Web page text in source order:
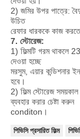
2) জমির উপর পাত্রে:
উচিত
রেফার ধারককে কাজ
7. স্টোরেজ:
1) ফিল্মটি গরম থাকলে
দেওয়া হচ্ছে
মরসুম, এয়ার কন্ডিশনার
হবে।
2) ফিল্ম স্টোরেজ
ব্যবহার করার চেষ্টা করুন
conditon।
পিভিসি প্রসারিত ফিল্ম